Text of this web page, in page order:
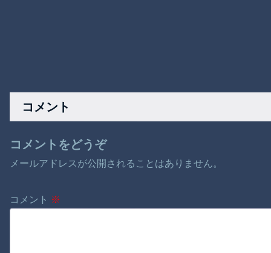
コメント
コメントをどうぞ
メールアドレスが公開されることはありません。
コメント ※